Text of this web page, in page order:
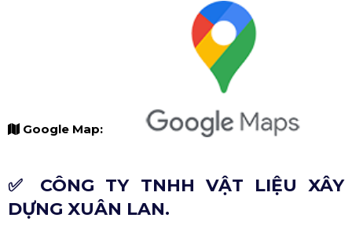
Google Map:
✅ CÔNG TY TNHH VẬT LIỆU XÂY
DỰNG XUÂN LAN.